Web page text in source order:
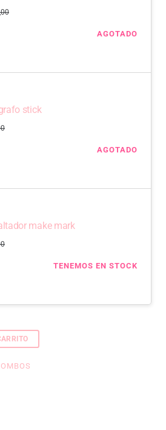
AGOTADO
stick
AGOTADO
make mark
TENEMOS EN STOCK